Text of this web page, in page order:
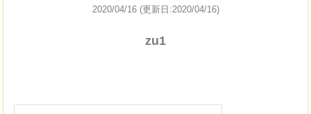
2020/04/16 (更新日:2020/04/16)
zu1